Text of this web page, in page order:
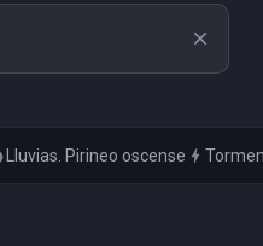
close
Lluvias. Pirineo oscense bolt